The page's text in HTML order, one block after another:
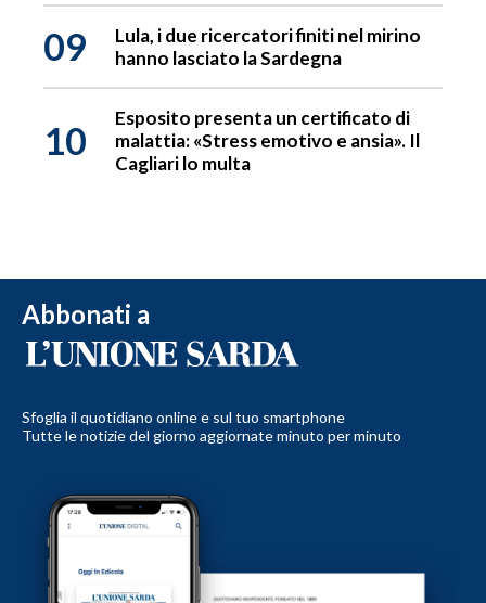
09
Lula, i due ricercatori finiti nel mirino
hanno lasciato la Sardegna
10
Esposito presenta un certificato di
malattia: «Stress emotivo e ansia». Il
Cagliari lo multa
Abbonati a
Sfoglia il quotidiano online e sul tuo smartphone
Tutte le notizie del giorno aggiornate minuto per minuto